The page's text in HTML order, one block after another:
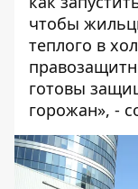
чтобы
теплого в
готовы
горожан», -